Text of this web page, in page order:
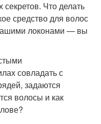
Что делать
средство для волос
локонами — вы
совладать с
задаются
волосы и как